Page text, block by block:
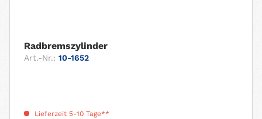
Radbremszylinder
Art.-Nr.: 10-1652
Lieferzeit 5-10 Tage**